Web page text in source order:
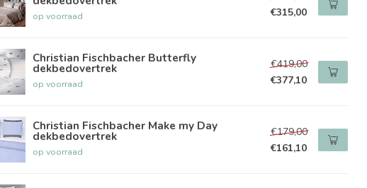
op voorraad
€315,00
Christian Fischbacher Butterfly
dekbedovertrek
op voorraad
€419,00
€377,10
Christian Fischbacher Make my Day
dekbedovertrek
op voorraad
€179,00
€161,10